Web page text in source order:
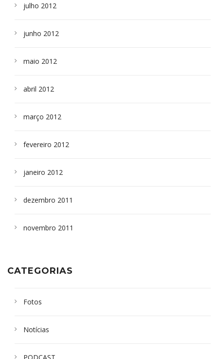
julho 2012
junho 2012
maio 2012
abril 2012
março 2012
fevereiro 2012
janeiro 2012
dezembro 2011
novembro 2011
CATEGORIAS
Fotos
Notícias